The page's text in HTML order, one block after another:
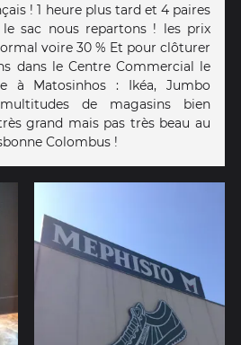
! 1 heure plus tard et 4 paires
le sac nous repartons ! les prix
voire 30 % Et pour clôturer
dans le Centre Commercial le
à Matosinhos : Ikéa, Jumbo
de magasins bien
grand mais pas très beau au
Colombus !